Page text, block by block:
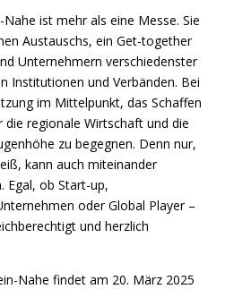
Nahe ist mehr als eine Messe. Sie
Austauschs, ein Get-together
Unternehmern verschiedenster
Institutionen und Verbänden. Bei
im Mittelpunkt, das Schaffen
die regionale Wirtschaft und die
zu begegnen. Denn nur,
kann auch miteinander
Egal, ob Start-up,
oder Global Player –
und herzlich
Nahe findet am 20. März 2025